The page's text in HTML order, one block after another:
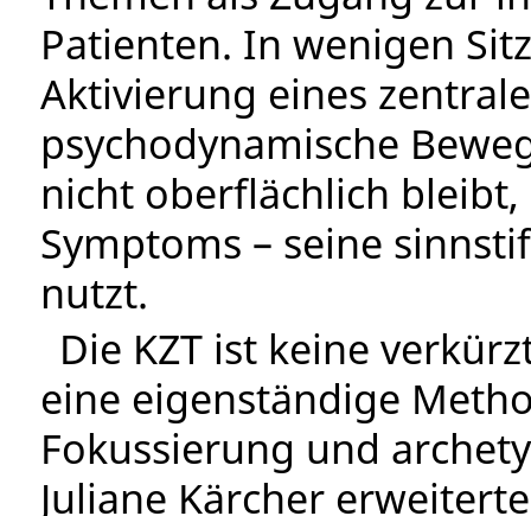
Patienten. In wenigen
Aktivierung eines
psychodynamische
nicht oberflächlich
Symptoms – seine
nutzt.
Die KZT ist keine
eine eigenständige
Fokussierung und
Juliane Kärcher